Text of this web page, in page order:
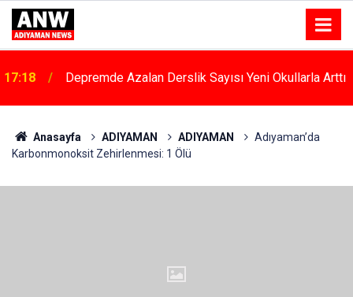
17:18 Depremde Azalan Derslik Sayısı Yeni Okullarla Arttı
Anasayfa ADIYAMAN ADIYAMAN
Adıyaman’da
Karbonmonoksit Zehirlenmesi: 1 Ölü